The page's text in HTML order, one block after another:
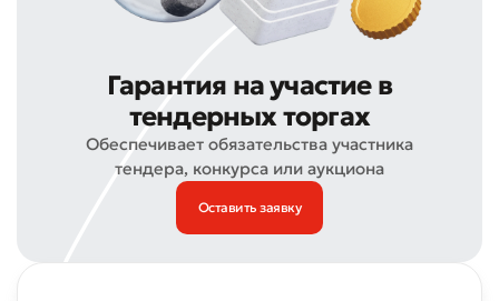
Гарантия на участие в
тендерных торгах
Обеспечивает обязательства участника
тендера, конкурса или аукциона
Оставить заявку